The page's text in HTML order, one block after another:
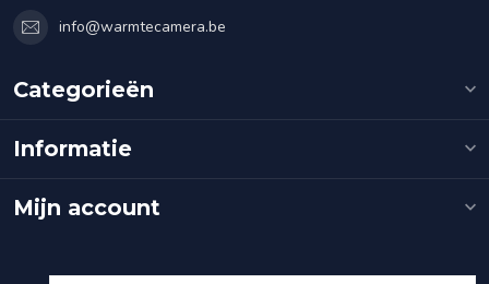
info@warmtecamera.be
Categorieën
Informatie
Mijn account